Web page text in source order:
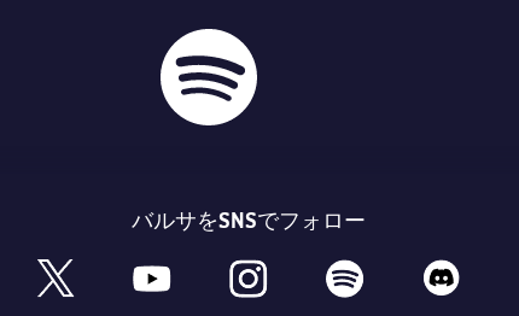
バルサをSNSでフォロー
x youtube instagram spotify discord